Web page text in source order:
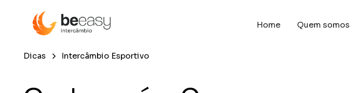
Home Quem somos
Dicas Intercâmbio Esportivo